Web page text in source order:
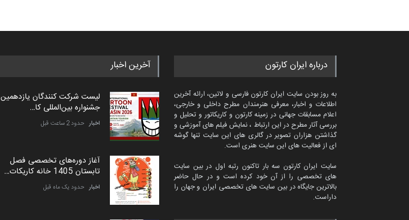
درباره ایران کارتون
به روز بودن سایت ایران کارتون فارسی و لاتین، ارائه آخرین
اطلاعات و اخبار، معرفی هنرمندان مطرح داخلی و خارجی،
اعلام مسابقات جهانی در زمینه کارتون و کاریکاتور و تحلیل و
بررسی آثار مطرح در این ارتباط ، نمایش فیلم های آموزشی و
گذاشتن هزاران تصویر در گالری های این سایت تنها گوشه
ای از فعالیت های این سایت هنری است.
سایت ایران کارتون سه بار تاکنون رتبه اول در بین سایت
های تخصصی را از آن خود کرده است و در حال حاضر
بالاترین جایگاه در بین سایت های تخصصی ایران و جهان را
داراست.
آخرین اخبار
لیست شرکت کنندگان یازدهمین
جشنواره بین‌المللی کا…
اخبار حدود 2 ساعت قبل
آغاز دوره‌های تخصصی فصل
تابستان 1405 خانه کاریکات…
اخبار حدود یک ماه قبل